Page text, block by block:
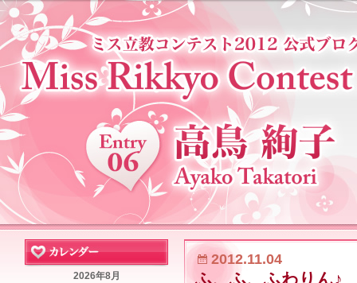
2012.11.04
ふ、ふ、ふわりん♪
2026年8月